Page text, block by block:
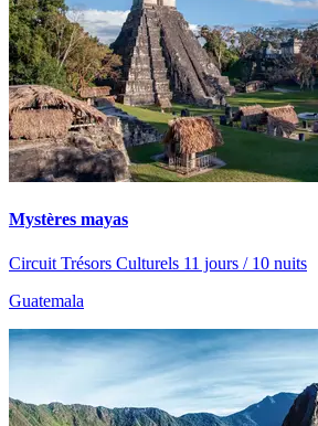
Mystères mayas
Circuit Trésors Culturels 11 jours / 10 nuits
Guatemala